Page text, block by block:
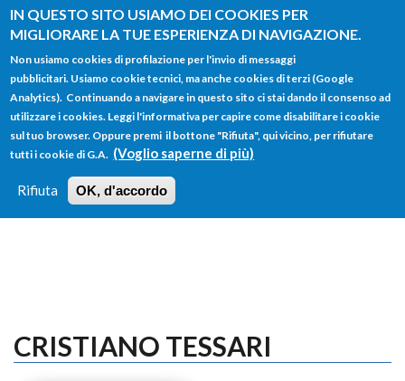
IN QUESTO SITO USIAMO DEI COOKIES PER
MIGLIORARE LA TUE ESPERIENZA DI NAVIGAZIONE.
Non usiamo cookies di profilazione per l'invio di messaggi
pubblicitari. Usiamo cookie tecnici, ma anche cookies di terzi (Google
Analytics). Continuando a navigare in questo sito ci stai dando il consenso ad
utilizzare i cookies. Leggi l'informativa per capire come disabilitare i cookie
sul tuo browser. Oppure premi il bottone "Rifiuta", qui vicino, per rifiutare
tutti i cookie di G.A. (Voglio saperne di più)
Rifiuta OK, d'accordo
Salta al contenuto principale
FORM
DI
RICERCA
Main menu
HOME TUTTI I PROFILI
LOGIN
CRISTIANO TESSARI